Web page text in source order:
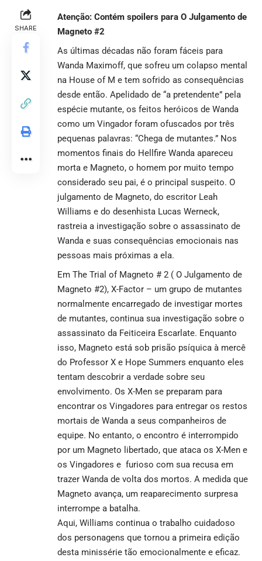
SHARE
Atenção: Contém spoilers para O Julgamento de
Magneto #2
As últimas décadas não foram fáceis para
Wanda Maximoff, que sofreu um colapso mental
na House of M e tem sofrido as consequências
desde então. Apelidado de “a pretendente” pela
espécie mutante, os feitos heróicos de Wanda
como um Vingador foram ofuscados por três
pequenas palavras: “Chega de mutantes.” Nos
momentos finais do Hellfire Wanda apareceu
morta e Magneto, o homem por muito tempo
considerado seu pai, é o principal suspeito. O
julgamento de Magneto, do escritor Leah
Williams e do desenhista Lucas Werneck,
rastreia a investigação sobre o assassinato de
Wanda e suas consequências emocionais nas
pessoas mais próximas a ela.
Em The Trial of Magneto # 2 ( O Julgamento de
Magneto #2), X-Factor – um grupo de mutantes
normalmente encarregado de investigar mortes
de mutantes, continua sua investigação sobre o
assassinato da Feiticeira Escarlate. Enquanto
isso, Magneto está sob prisão psíquica à mercê
do Professor X e Hope Summers enquanto eles
tentam descobrir a verdade sobre seu
envolvimento. Os X-Men se preparam para
encontrar os Vingadores para entregar os restos
mortais de Wanda a seus companheiros de
equipe. No entanto, o encontro é interrompido
por um Magneto libertado, que ataca os X-Men e
os Vingadores e furioso com sua recusa em
trazer Wanda de volta dos mortos. A medida que
Magneto avança, um reaparecimento surpresa
interrompe a batalha.
Aqui, Williams continua o trabalho cuidadoso
dos personagens que tornou a primeira edição
desta minissérie tão emocionalmente e eficaz.